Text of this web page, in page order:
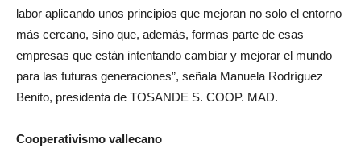
labor aplicando unos principios que mejoran no solo el entorno
más cercano, sino que, además, formas parte de esas
empresas que están intentando cambiar y mejorar el mundo
para las futuras generaciones”, señala Manuela Rodríguez
Benito, presidenta de TOSANDE S. COOP. MAD.
Cooperativismo vallecano